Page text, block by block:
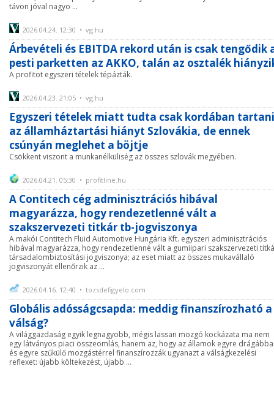
távon jóval nagyo ...
2026.04.24. 12:30 • vg.hu
Árbevételi és EBITDA rekord után is csak tengődik
pesti parketten az AKKO, talán az osztalék
A profitot egyszeri tételek tépázták.
2026.04.23. 21:05 • vg.hu
Egyszeri tételek miatt tudta csak kordában tartani
az államháztartási hiányt Szlovákia, de ennek
csúnyán meglehet a böjtje
Csökkent viszont a munkanélküliség az összes szlovák megyében.
2026.04.21. 05:30 • profitline.hu
A Contitech cég adminisztrációs hibával
magyarázza, hogy rendezetlenné vált a
szakszervezeti titkár tb-jogviszonya
A makói Contitech Fluid Automotive Hungária Kft. egyszeri adminisztrációs
hibával magyarázza, hogy rendezetlenné vált a gumiipari szakszervezeti
társadalombiztosítási jogviszonya; az eset miatt az összes mukavállaló
jogviszonyát ellenőrzik az ...
2026.04.16. 12:40 • tozsdefigyelo.com
Globális adósságcsapda: meddig finanszírozható a
válság?
A világgazdaság egyik legnagyobb, mégis lassan mozgó kockázata ma nem
egy látványos piaci összeomlás, hanem az, hogy az államok egyre
és egyre szűkülő mozgástérrel finanszírozzák ugyanazt a válságkezelési
reflexet: újabb költekezést, újabb ...